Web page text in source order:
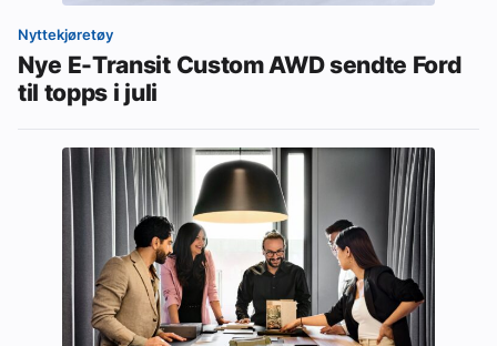
Nyttekjøretøy
Nye E-Transit Custom AWD sendte Ford
til topps i juli